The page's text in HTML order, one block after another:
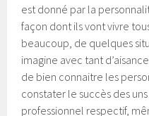
est donné par la
façon dont ils vont vivre
beaucoup, de quelques
imagine avec tant
de bien connaitre les
constater le succès des
professionnel respectif,